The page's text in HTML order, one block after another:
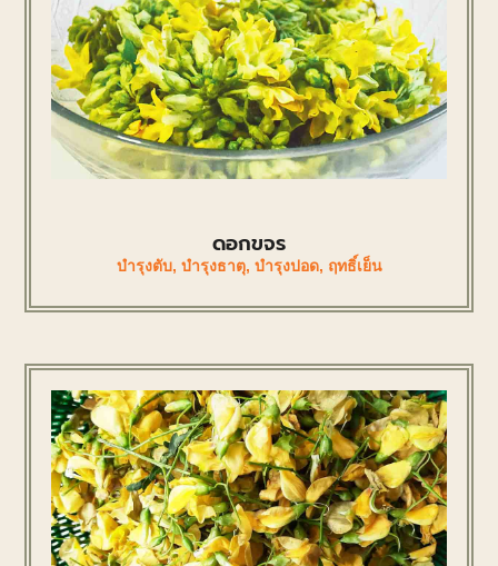
ดอกขจร
บำรุงตับ, บำรุงธาตุ, บำรุงปอด, ฤทธิ์เย็น